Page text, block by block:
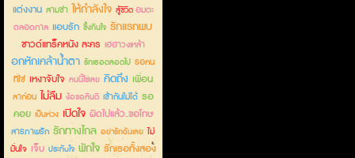
แต่งงาน สามช่า ให้กำลังใจ สู้ชีวิตอมตะ
ตลอดกาล แอบรัก ซึ้งกินใจ รักแรกพบ
ซาวด์แทร็คหนัง ละคร เฮฮาวงเหล้า
อกหักเคล้าน้ำตา รักเธอตลอดไป รอคน
ที่ใช่ เหงาจับใจ คนนี้ใช่เลย คิดถึง เพื่อน
ลาก่อน ไม่ลืม ง้อขอคืนดี เข้ากันไม่ได้ รอ
คอย เป็นห่วง เปิดใจ ผิดไปแล้ว..ขอโทษ
สารภาพรัก รักทางไกล อย่ารักฉันเลย ไม่
มั่นใจ เจ็บ ประทับใจ พักใจ รักเธอทั้งสอง